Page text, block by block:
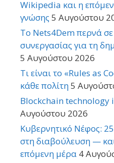
Wikipedia και η
γνώσης 5 Αυγούστου
Το Nets4Dem περνά
συνεργασίας για τη
5 Αυγούστου 2026
Τι είναι το «Rules as
κάθε πολίτη5
Blockchain technology
Αυγούστου 2026
Κυβερνητικό Νέφος:
στη διαβούλευση —
επόμενη μέρα 4